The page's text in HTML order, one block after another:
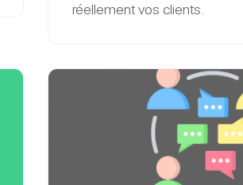
réellement vos clients.